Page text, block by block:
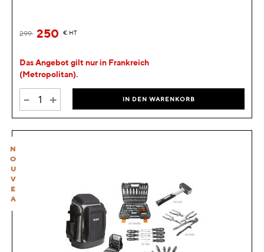
250 € HT
299
Das Angebot gilt nur in Frankreich
(Metropolitan).
- + IN DEN WARENKORB
N
O
U
V
E
A